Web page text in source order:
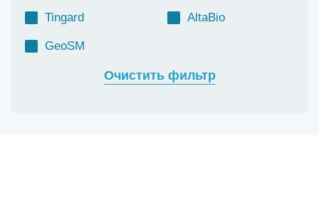
Tingard AltaBio
GeoSM
Очистить фильтр